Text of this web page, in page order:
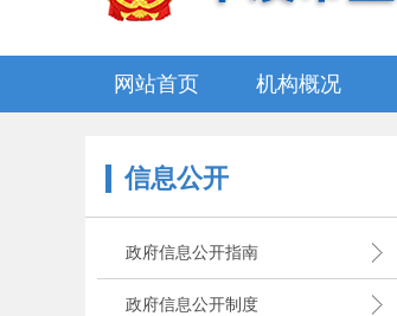
网站首页 机构概况
信息公开
政府信息公开指南
政府信息公开制度